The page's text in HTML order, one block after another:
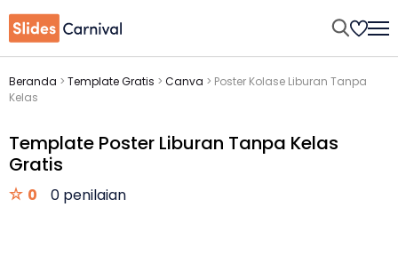
Beranda > Template Gratis > Canva > Poster Kolase Liburan Tanpa
Kelas
Template Poster Liburan Tanpa Kelas
Gratis
0 0 penilaian